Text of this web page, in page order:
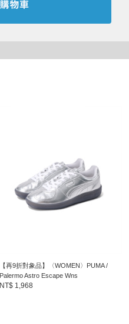
【再9折對象品】〈WOMEN〉PUMA /
Palermo Astro Escape Wns
NT$ 1,968